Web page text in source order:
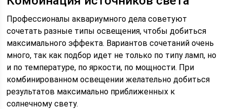
Профессионалы аквариумного дела советуют
сочетать разные типы освещения, чтобы добиться
максимального эффекта. Вариантов сочетаний очень
много, так как подбор идет не только по типу ламп, но
и по температуре, по яркости, по мощности. При
комбинированном освещении желательно добиться
результатов максимально приближенных к
солнечному свету.